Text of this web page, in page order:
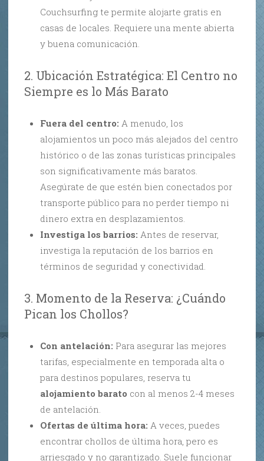
Couchsurfing te permite alojarte gratis en
casas de locales. Requiere una mente abierta
y buena comunicación.
2. Ubicación Estratégica: El Centro no
Siempre es lo Más Barato
Fuera del centro: A menudo, los
alojamientos un poco más alejados del centro
histórico o de las zonas turísticas principales
son significativamente más baratos.
Asegúrate de que estén bien conectados por
transporte público para no perder tiempo ni
dinero extra en desplazamientos.
Investiga los barrios: Antes de reservar,
investiga la reputación de los barrios en
términos de seguridad y conectividad.
3. Momento de la Reserva: ¿Cuándo
Pican los Chollos?
Con antelación: Para asegurar las mejores
tarifas, especialmente en temporada alta o
para destinos populares, reserva tu
alojamiento barato con al menos 2-4 meses
de antelación.
Ofertas de última hora: A veces, puedes
encontrar chollos de última hora, pero es
arriesgado y no garantizado. Suele funcionar